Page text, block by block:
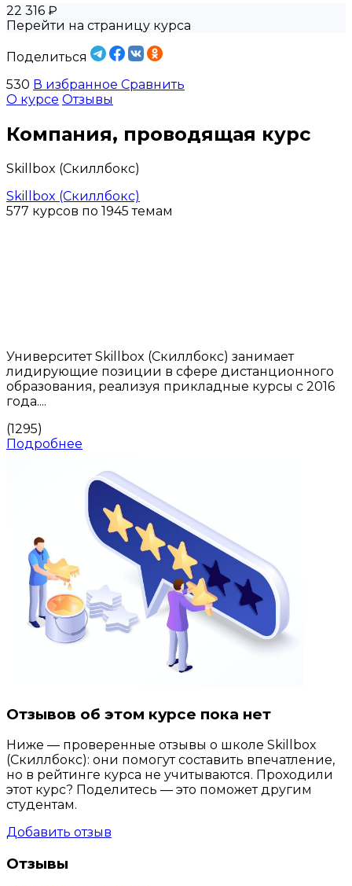
22 316 ₽
Перейти на страницу курса
Поделиться
530 В избранное Сравнить
О курсе Отзывы
Компания, проводящая курс
Skillbox (Скиллбокс)
Skillbox (Скиллбокс)
577 курсов по 1945 темам
Университет Skillbox (Скиллбокс) занимает
лидирующие позиции в сфере дистанционного
образования, реализуя прикладные курсы с 2016
года....
(1295)
Подробнее
Отзывов об этом курсе пока нет
Ниже — проверенные отзывы о школе Skillbox
(Скиллбокс): они помогут составить впечатление,
но в рейтинге курса не учитываются. Проходили
этот курс? Поделитесь — это поможет другим
студентам.
Добавить отзыв
Отзывы